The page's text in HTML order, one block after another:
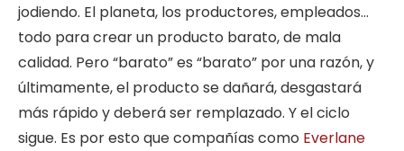
jodiendo. El planeta, los productores, empleados…
todo para crear un producto barato, de mala
calidad. Pero “barato” es “barato” por una razón, y
últimamente, el producto se dañará, desgastará
más rápido y deberá ser remplazado. Y el ciclo
sigue. Es por esto que compañías como Everlane